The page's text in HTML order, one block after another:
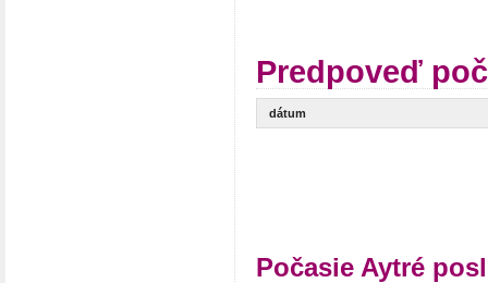
Predpoveď
dátum
Počasie Aytré